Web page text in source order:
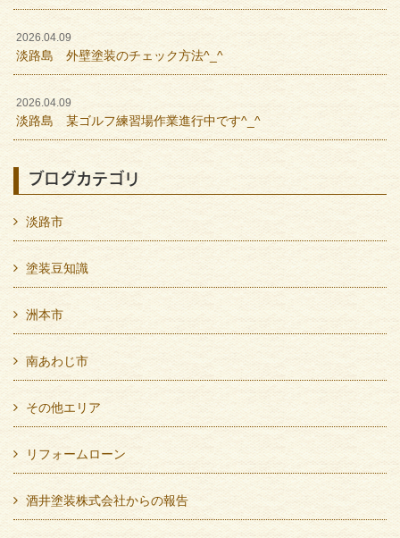
2026.04.09
淡路島 外壁塗装のチェック方法^_^
2026.04.09
淡路島 某ゴルフ練習場作業進行中です^_^
ブログカテゴリ
淡路市
塗装豆知識
洲本市
南あわじ市
その他エリア
リフォームローン
酒井塗装株式会社からの報告